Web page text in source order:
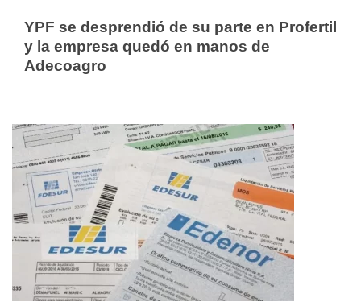
YPF se desprendió de su parte en Profertil
y la empresa quedó en manos de
Adecoagro